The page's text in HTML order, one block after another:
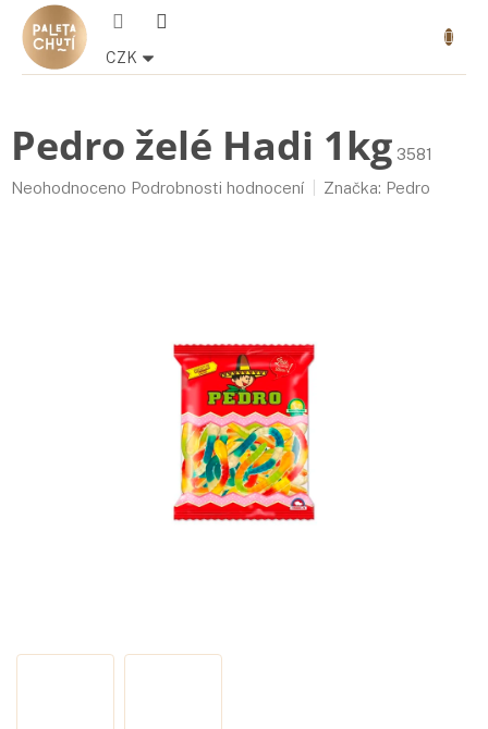
Přejít
obsah
CZK
košík
Pedro želé Hadi 1kg 3581
Průměrné
Neohodnoceno Podrobnosti hodnocení Značka: Pedro